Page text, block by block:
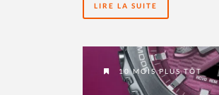
LIRE LA SUITE
10 MOIS PLUS TÔT